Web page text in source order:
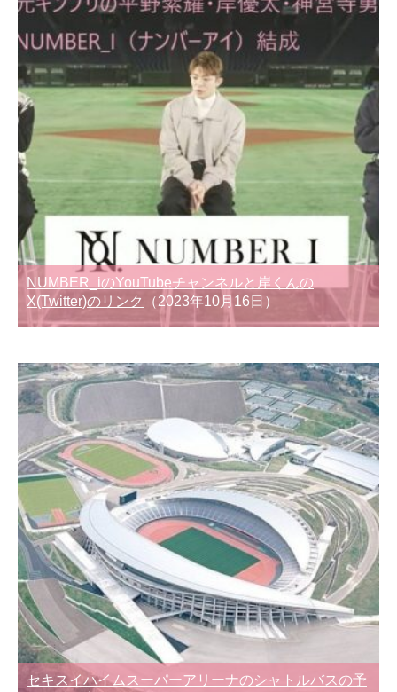
NUMBER_iのYouTubeチャンネルと岸くんの
X(Twitter)のリンク
（2023年10月16日）
セキスイハイムスーパーアリーナのシャトルバスの予